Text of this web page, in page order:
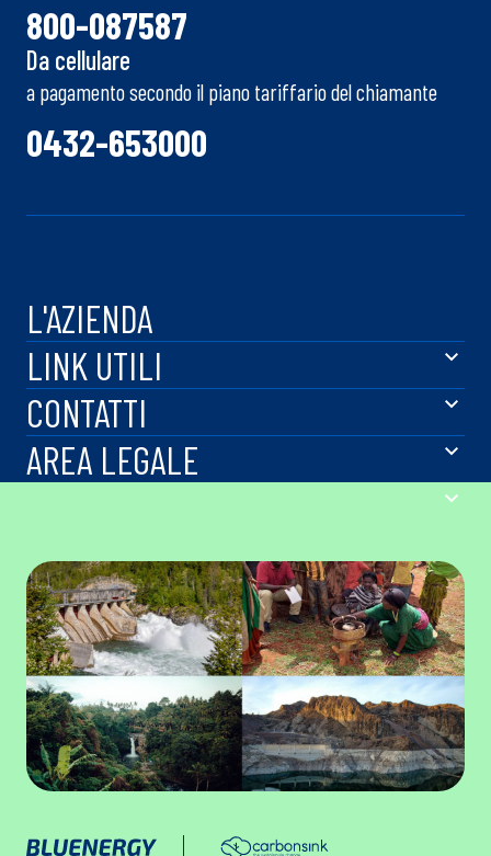
800-087587
Da cellulare
a pagamento secondo il piano tariffario del chiamante
0432-653000
L'AZIENDA
LINK UTILI
CONTATTI
AREA LEGALE